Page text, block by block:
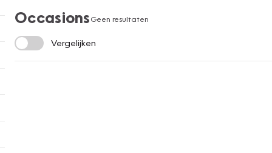
OccasionsGeen resultaten
Vergelijken